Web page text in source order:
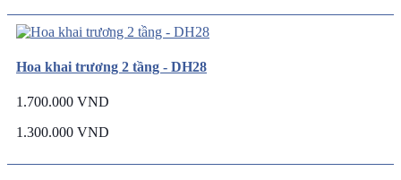
Hoa khai trương 2 tầng - DH28
1.700.000 VND
1.300.000 VND